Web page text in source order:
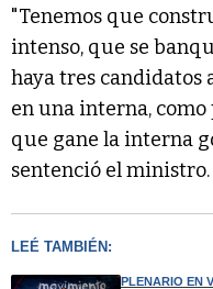
"Tenemos que
intenso, que se
haya tres candidatos
en una interna, como
que gane la interna
sentenció el ministro.
LEÉ TAMBIÉN:
PLENARIO EN